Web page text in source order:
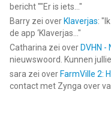
bericht ""Er is iets... "
Barry zei over Klaverjas: "
de app ‘Klaverjas... "
Catharina zei over DVHN
nieuwswoord. Kunnen
sara zei over FarmVille 2:
contact met Zynga over